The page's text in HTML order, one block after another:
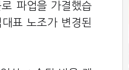
파업을 가결했습
표 노조가 변경된